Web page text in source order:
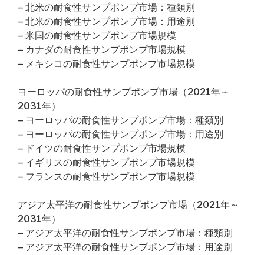
– 北米の耐食性サンプポンプ市場：種類別
– 北米の耐食性サンプポンプ市場：用途別
– 米国の耐食性サンプポンプ市場規模
– カナダの耐食性サンプポンプ市場規模
– メキシコの耐食性サンプポンプ市場規模
ヨーロッパの耐食性サンプポンプ市場（2021年～
2031年）
– ヨーロッパの耐食性サンプポンプ市場：種類別
– ヨーロッパの耐食性サンプポンプ市場：用途別
– ドイツの耐食性サンプポンプ市場規模
– イギリスの耐食性サンプポンプ市場規模
– フランスの耐食性サンプポンプ市場規模
アジア太平洋の耐食性サンプポンプ市場（2021年～
2031年）
– アジア太平洋の耐食性サンプポンプ市場：種類別
– アジア太平洋の耐食性サンプポンプ市場：用途別